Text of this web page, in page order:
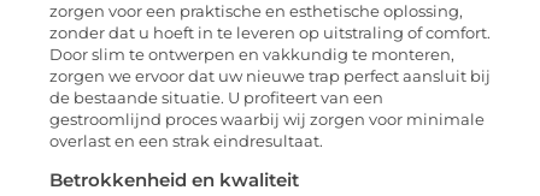
zorgen voor een praktische en esthetische oplossing,
zonder dat u hoeft in te leveren op uitstraling of comfort.
Door slim te ontwerpen en vakkundig te monteren,
zorgen we ervoor dat uw nieuwe trap perfect aansluit bij
de bestaande situatie. U profiteert van een
gestroomlijnd proces waarbij wij zorgen voor minimale
overlast en een strak eindresultaat.
Betrokkenheid en kwaliteit